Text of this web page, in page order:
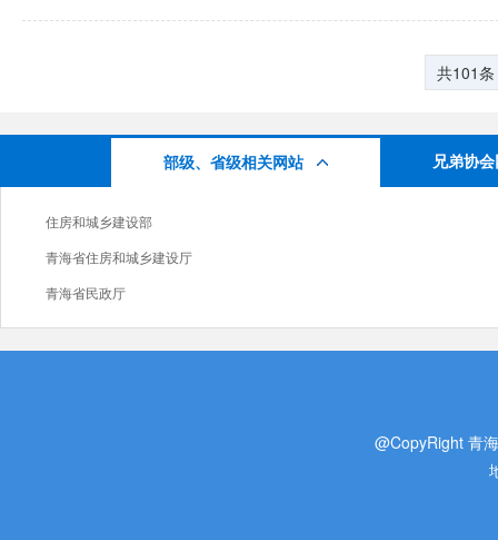
共101条
部级、省级相关网站 兄弟协
住房和城乡建设部
青海省住房和城乡建设厅
青海省民政厅
@CopyRight 青